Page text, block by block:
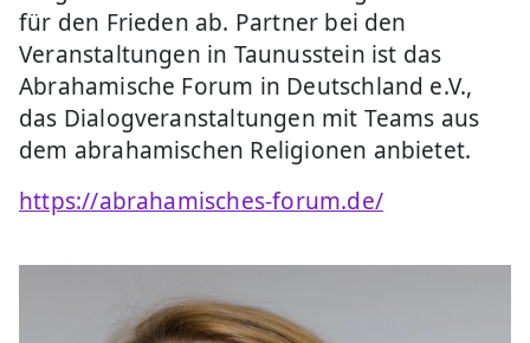
für den Frieden ab. Partner bei den
Veranstaltungen in Taunusstein ist das
Abrahamische Forum in Deutschland e.V.,
das Dialogveranstaltungen mit Teams aus
dem abrahamischen Religionen anbietet.
https://abrahamisches-forum.de/